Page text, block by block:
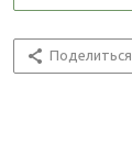
Поделиться